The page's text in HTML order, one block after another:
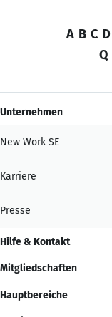
A B C D
Q
Unternehmen
New Work SE
Karriere
Presse
Hilfe & Kontakt
Mitgliedschaften
Hauptbereiche